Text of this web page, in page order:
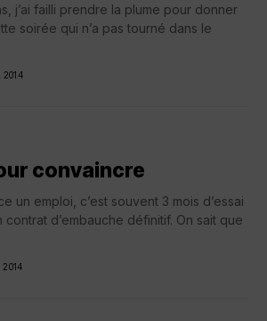
j’ai failli prendre la plume pour donner
soirée qui n’a pas tourné dans le
2014
convaincre
un emploi, c’est souvent 3 mois d’essai
d’embauche définitif. On sait que
2014